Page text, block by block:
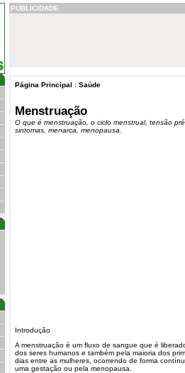
PUBLICIDADE
Página Principal : Saúde
Menstruação
O que é menstruação, o ciclo menstrual, tensão
sintomas, menarca, menopausa.
Introdução
A menstruação é um fluxo de sangue que é
dos seres humanos e também pela maioria dos
dias entre as mulheres, ocorrendo de forma
uma gestação ou pela menopausa.